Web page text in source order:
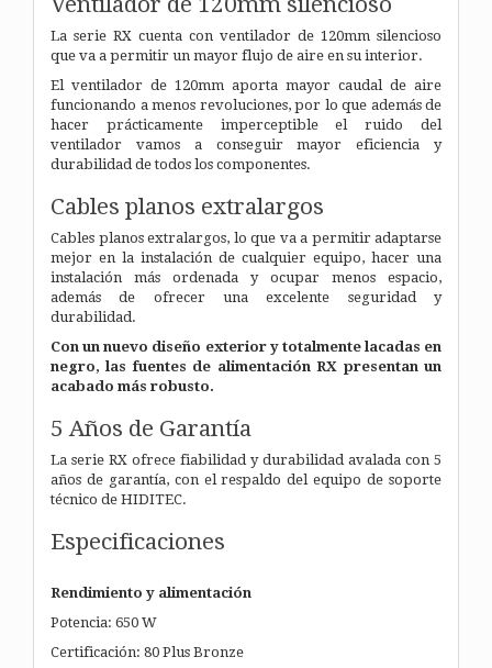
La serie RX cuenta con ventilador de 120mm silencioso
que va a permitir un mayor flujo de aire en su interior.
El ventilador de 120mm aporta mayor caudal de aire
funcionando a menos revoluciones, por lo que además de
hacer prácticamente imperceptible el ruido del
ventilador vamos a conseguir mayor eficiencia y
durabilidad de todos los componentes.
Cables planos extralargos
Cables planos extralargos, lo que va a permitir adaptarse
mejor en la instalación de cualquier equipo, hacer una
instalación más ordenada y ocupar menos espacio,
además de ofrecer una excelente seguridad y
durabilidad.
Con un nuevo diseño exterior y totalmente lacadas en
negro, las fuentes de alimentación RX presentan un
acabado más robusto.
5 Años de Garantía
La serie RX ofrece fiabilidad y durabilidad avalada con 5
años de garantía, con el respaldo del equipo de soporte
técnico de HIDITEC.
Especificaciones
Rendimiento y alimentación
Potencia: 650 W
Certificación: 80 Plus Bronze